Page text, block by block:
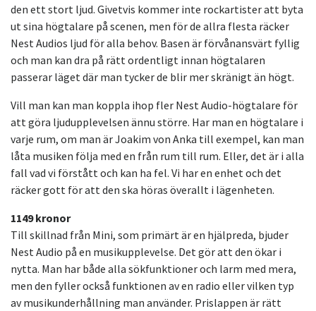
den ett stort ljud. Givetvis kommer inte rockartister att byta
ut sina högtalare på scenen, men för de allra flesta räcker
Nest Audios ljud för alla behov. Basen är förvånansvärt fyllig
och man kan dra på rätt ordentligt innan högtalaren
passerar läget där man tycker de blir mer skränigt än högt.
Vill man kan man koppla ihop fler Nest Audio-högtalare för
att göra ljudupplevelsen ännu större. Har man en högtalare i
varje rum, om man är Joakim von Anka till exempel, kan man
låta musiken följa med en från rum till rum. Eller, det är i alla
fall vad vi förstått och kan ha fel. Vi har en enhet och det
räcker gott för att den ska höras överallt i lägenheten.
1149 kronor
Till skillnad från Mini, som primärt är en hjälpreda, bjuder
Nest Audio på en musikupplevelse. Det gör att den ökar i
nytta. Man har både alla sökfunktioner och larm med mera,
men den fyller också funktionen av en radio eller vilken typ
av musikunderhållning man använder. Prislappen är rätt